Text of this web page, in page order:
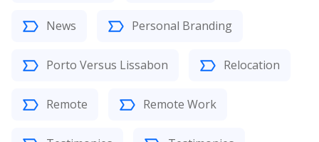
News Personal Branding
Porto Versus Lissabon Relocation
Remote Remote Work